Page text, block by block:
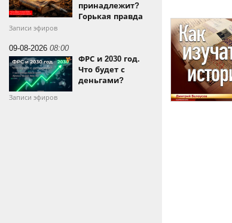
принадлежит?
Горькая правда
Записи эфиров
09-08-2026 08:00
ФРС и 2030 год.
Что будет с
деньгами?
Записи эфиров